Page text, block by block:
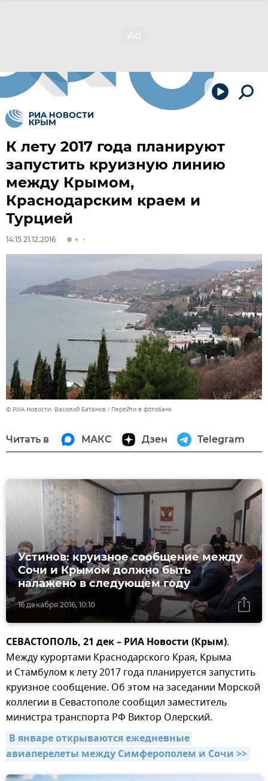
К лету 2017 года планируют
запустить круизную линию
между Крымом,
Краснодарским краем и
Турцией
14:15 21.12.2016
© РИА Новости. Василий Батанов Перейти в фотобанк
Читать в МАКС Дзен Telegram
16 декабря 2016, 10:10
Устинов: круизное сообщение между
Сочи и Крымом должно быть
налажено в следующем году
СЕВАСТОПОЛЬ, 21 дек – РИА Новости (Крым).
Между курортами Краснодарского Края, Крыма
и Стамбулом к лету 2017 года планируется запустить
круизное сообщение. Об этом на заседании Морской
коллегии в Севастополе сообщил заместитель
министра транспорта РФ Виктор Олерский.
В январе открываются ежедневные
авиаперелеты между Симферополем и Сочи >>